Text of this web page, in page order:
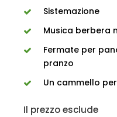
Sistemazione
Musica berbera
Fermate per
pranzo
Un cammello
Il prezzo esclude